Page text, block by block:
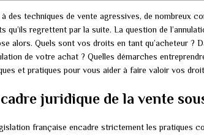
des techniques de vente agressives, de nombreux
qu’ils regrettent par la suite. La question de
alors. Quels sont vos droits en tant qu’acheteur ?
de votre achat ? Quelles démarches
et pratiques pour vous aider à faire valoir vos
juridique de la vente
française encadre strictement les pratiques